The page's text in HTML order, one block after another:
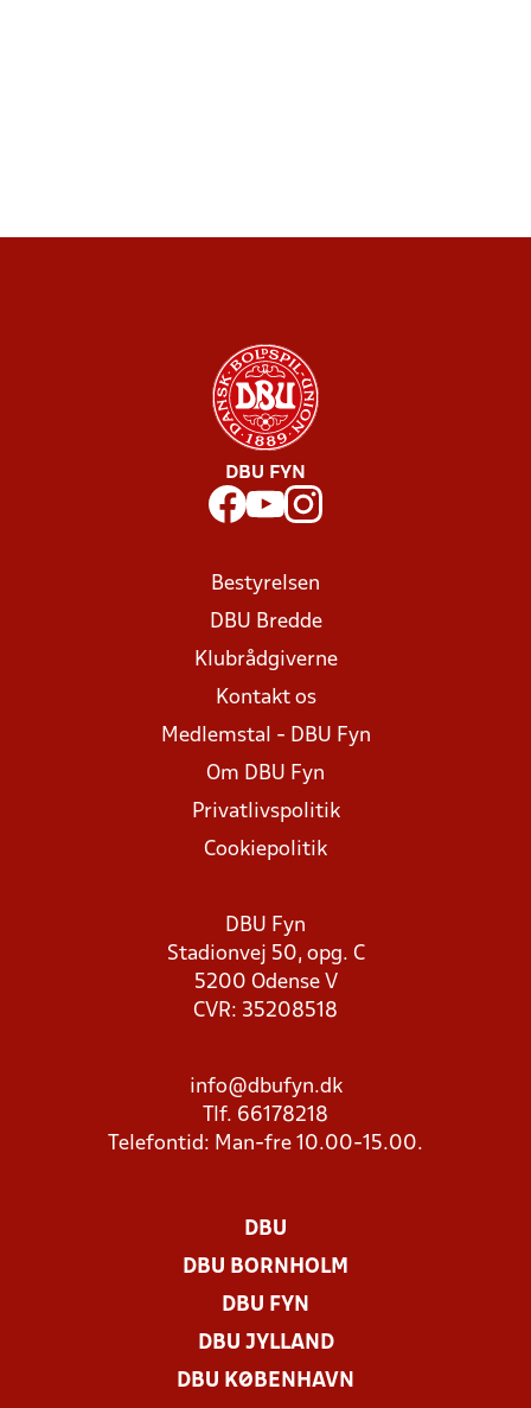
DBU FYN
Bestyrelsen
DBU Bredde
Klubrådgiverne
Kontakt os
Medlemstal - DBU Fyn
Om DBU Fyn
Privatlivspolitik
Cookiepolitik
DBU Fyn
Stadionvej 50, opg. C
5200 Odense V
CVR: 35208518
info@dbufyn.dk
Tlf. 66178218
Telefontid: Man-fre 10.00-15.00.
DBU
DBU BORNHOLM
DBU FYN
DBU JYLLAND
DBU KØBENHAVN